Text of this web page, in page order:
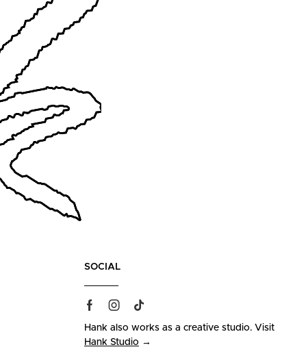
SOCIAL
Hank also works as a creative studio. Visit
Hank Studio →